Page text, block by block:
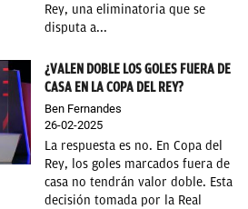
Rey, una eliminatoria que se
disputa a...
¿VALEN DOBLE LOS GOLES FUERA DE
CASA EN LA COPA DEL REY?
Ben Fernandes
26-02-2025
La respuesta es no. En Copa del
Rey, los goles marcados fuera de
casa no tendrán valor doble. Esta
decisión tomada por la Real